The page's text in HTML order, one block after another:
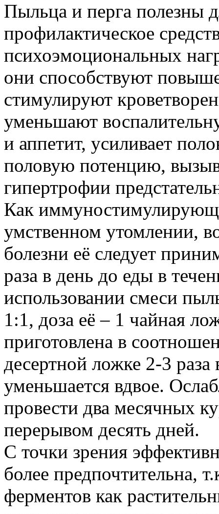
Пыльца и перга полезны
профилактическое
психоэмоциональных
они способствуют
стимулируют
уменьшают
и аппетит, усиливает
половую потенцию,
гипертрофии
Как
умственном утомлении,
болезни её следует
раза в день до еды в
использовании смеси
1:1, доза её – 1 чайная
приготовлена в
десертной ложке 2-3
уменьшается вдвое.
провести два месячных
перерывом десять дней.
С точки зрения
более предпочтительна,
ферментов как